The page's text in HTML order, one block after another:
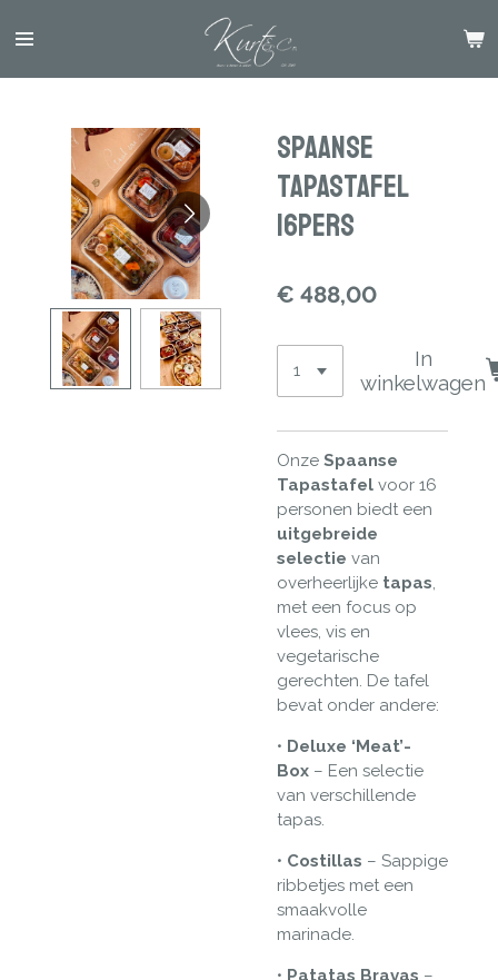
direct
Spaanse
TapasTafel
16Pers
€ 488,00
In
winkelwagen
Onze Spaanse
Tapastafel voor 16
personen biedt een
uitgebreide
selectie van
overheerlijke tapas,
met een focus op
vlees, vis en
vegetarische
gerechten. De tafel
bevat onder andere:
• Deluxe ‘Meat’-
Box – Een selectie
van verschillende
tapas.
• Costillas – Sappige
ribbetjes met een
smaakvolle
marinade.
• Patatas Bravas –